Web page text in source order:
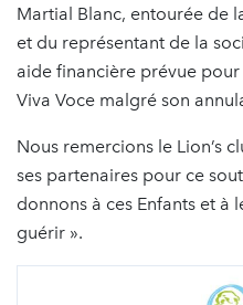
Martial Blanc, entourée de
et du représentant de la
aide financière prévue
Viva Voce malgré son
Nous remercions le Lion’s
ses partenaires pour ce
donnons à ces Enfants et à
guérir ».